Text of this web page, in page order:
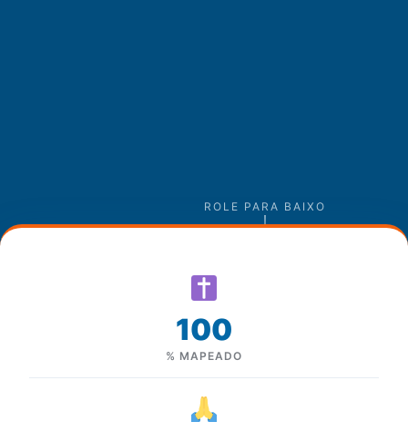
ROLE PARA BAIXO
100
% MAPEADO